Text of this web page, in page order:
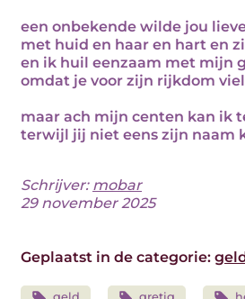
een onbekende wilde jou
met huid en haar en hart en
en ik huil eenzaam met mijn
omdat je voor zijn rijkdom viel
maar ach mijn centen kan ik
terwijl jij niet eens zijn naam
Schrijver: mobar
29 november 2025
Geplaatst in de categorie: